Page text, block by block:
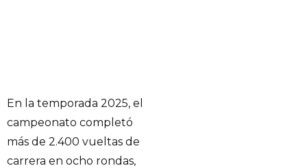
En la temporada 2025, el
campeonato completó
más de 2.400 vueltas de
carrera en ocho rondas,